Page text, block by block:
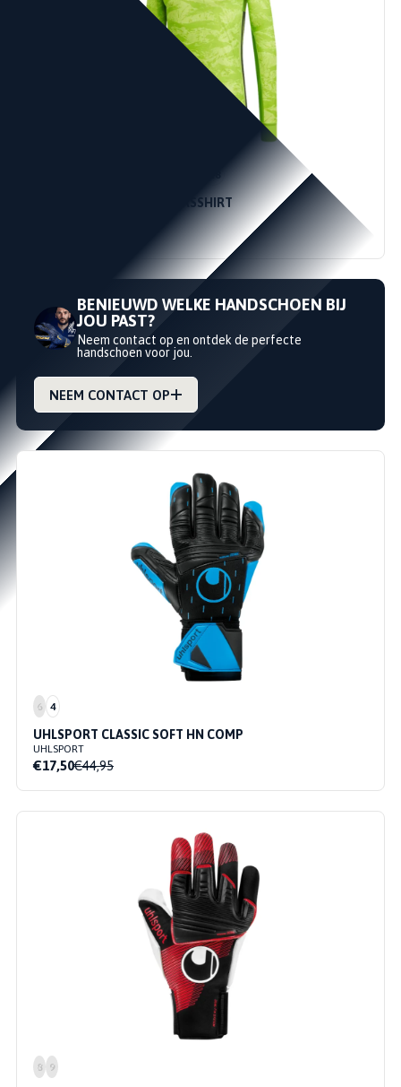
ADIDAS ADIPRO 19 KEEPERSSHIRT
BENIEUWD WELKE HANDSCHOEN BIJ
JOU PAST?
Neem contact op en ontdek de perfecte
handschoen voor jou.
NEEM CONTACT OP
6 4
UHLSPORT CLASSIC SOFT HN COMP
UHLSPORT
€17,50€44,95
8 9